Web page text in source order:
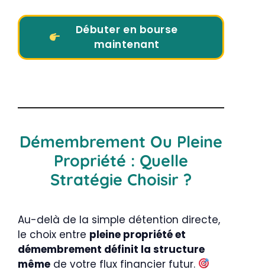
Débuter en bourse
maintenant
Démembrement Ou Pleine
Propriété : Quelle
Stratégie Choisir ?
Au-delà de la simple détention directe,
le choix entre pleine propriété et
démembrement définit la structure
même de votre flux financier futur.